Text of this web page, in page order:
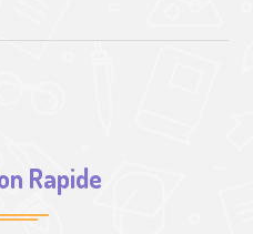
Rapide